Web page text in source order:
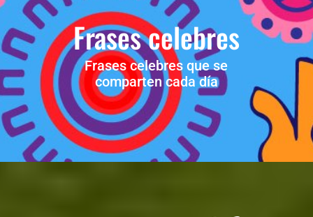
Frases celebres
Frases celebres que se
comparten cada día